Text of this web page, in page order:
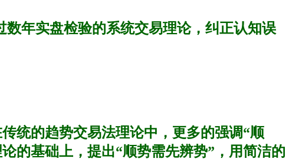
年实盘检验的系统交易理论，纠正认知误
统的趋势交易法理论中，更多的强调“顺
的基础上，提出“顺势需先辨势”，用简洁的